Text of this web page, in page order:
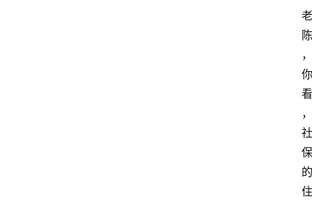
老
陈
，
你
看
，
社
保
的
住